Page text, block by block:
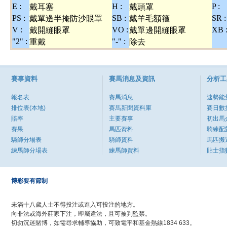
E :
戴耳塞 H : 戴頭罩
P :
PS : 戴單邊半掩防沙眼罩 SB : 戴羊毛額箍
SR :
V :
戴開縫眼罩 VO :戴單邊開縫眼罩
XB :
"2" : 重戴 "-" : 除去
賽事資料
報名表
排位表(本地)
賠率
賽果
騎師分場表
練馬師分場表
賽馬消息及資訊
賽馬消息
賽馬新聞資料庫
主要賽事
馬匹資料
騎師資料
練馬師資料
分析
速勢能
賽日數
初出馬
騎練配
馬匹搬
貼士指
博彩要有節制
未滿十八歲人士不得投注或進入可投注的地方。
向非法或海外莊家下注，即屬違法，且可被判監禁。
切勿沉迷賭博，如需尋求輔導協助，可致電平和基金熱線1834 633。